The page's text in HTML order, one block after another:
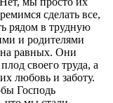
сделать все,
рядом в трудную
и родителями
на равных. Они
своего труда, а
любовь и заботу.
Господь